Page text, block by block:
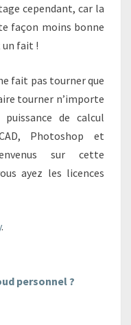
cependant, car la
façon moins bonne
un fait !
fait pas tourner que
tourner n’importe
de calcul
Photoshop et
sur cette
ayez les licences
.
personnel ?